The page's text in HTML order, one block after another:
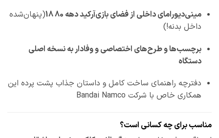
مینی‌دیورامای داخلی از فضای بازی‌آرکید دهه 80 18
(پنهان‌شده
داخل بدنه!)
برچسب‌ها و طرح‌های اختصاصی و وفادار به نسخه اصلی
دستگاه
دفترچه راهنمای ساخت کامل و داستان جذاب پشت پرده این
همکاری خاص با شرکت Bandai Namco
مناسب برای چه کسانی است؟